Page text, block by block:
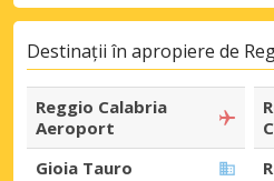
Destinații în apropiere de
Reggio Calabria
Aeroport
Gioia Tauro